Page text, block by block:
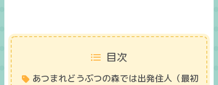
目次
あつまれどうぶつの森では出発住人（最初